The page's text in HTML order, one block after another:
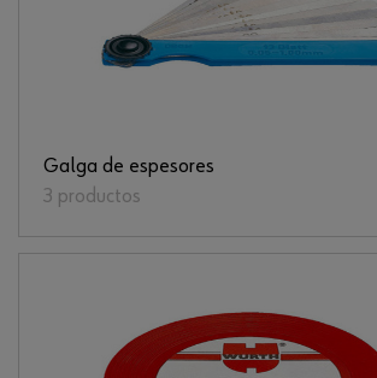
Galga de espesores
3 productos